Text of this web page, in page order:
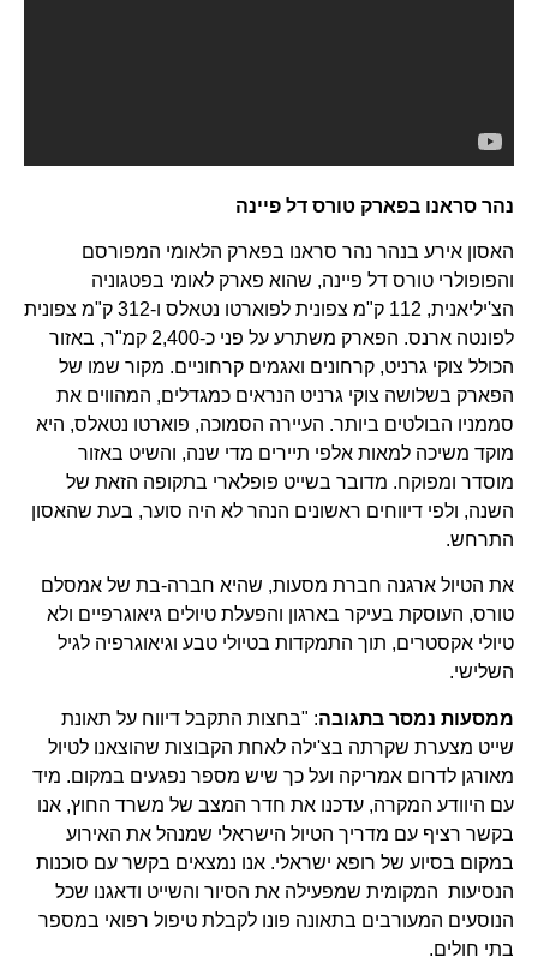
נהר סראנו בפארק טורס דל פיינה
האסון אירע בנהר נהר סראנו בפארק הלאומי המפורסם
והפופולרי טורס דל פיינה, שהוא פארק לאומי בפטגוניה
הצ'יליאנית, 112 ק"מ צפונית לפוארטו נטאלס ו-312 ק"מ צפונית
לפונטה ארנס. הפארק משתרע על פני כ-2,400 קמ"ר, באזור
הכולל צוקי גרניט, קרחונים ואגמים קרחוניים. מקור שמו של
הפארק בשלושה צוקי גרניט הנראים כמגדלים, המהווים את
סממניו הבולטים ביותר. העיירה הסמוכה, פוארטו נטאלס, היא
מוקד משיכה למאות אלפי תיירים מדי שנה, והשיט באזור
מוסדר ומפוקח. מדובר בשייט פופלארי בתקופה הזאת של
השנה, ולפי דיווחים ראשונים הנהר לא היה סוער, בעת שהאסון
התרחש.
את הטיול ארגנה חברת מסעות, שהיא חברה-בת של אמסלם
טורס, העוסקת בעיקר בארגון והפעלת טיולים גיאוגרפיים ולא
טיולי אקסטרים, תוך התמקדות בטיולי טבע וגיאוגרפיה לגיל
השלישי.
ממסעות נמסר בתגובה: "בחצות התקבל דיווח על תאונת
שייט מצערת שקרתה בצ'ילה לאחת הקבוצות שהוצאנו לטיול
מאורגן לדרום אמריקה ועל כך שיש מספר נפגעים במקום. מיד
עם היוודע המקרה, עדכנו את חדר המצב של משרד החוץ, אנו
בקשר רציף עם מדריך הטיול הישראלי שמנהל את האירוע
במקום בסיוע של רופא ישראלי. אנו נמצאים בקשר עם סוכנות
הנסיעות המקומית שמפעילה את הסיור והשייט ודאגנו שכל
הנוסעים המעורבים בתאונה פונו לקבלת טיפול רפואי במספר
בתי חולים.